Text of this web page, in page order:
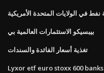
بيبسيكو الاستثمارات العالمية بي
تغذية أسعار الفائدة والسندات
Lyxor etf euro stoxx 600 banks